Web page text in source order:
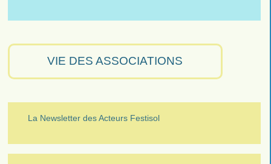
VIE DES ASSOCIATIONS
La Newsletter des Acteurs Festisol